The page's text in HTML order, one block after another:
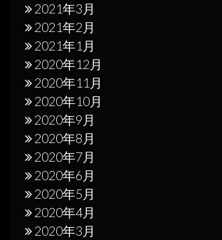
2021年3月
2021年2月
2021年1月
2020年12月
2020年11月
2020年10月
2020年9月
2020年8月
2020年7月
2020年6月
2020年5月
2020年4月
2020年3月